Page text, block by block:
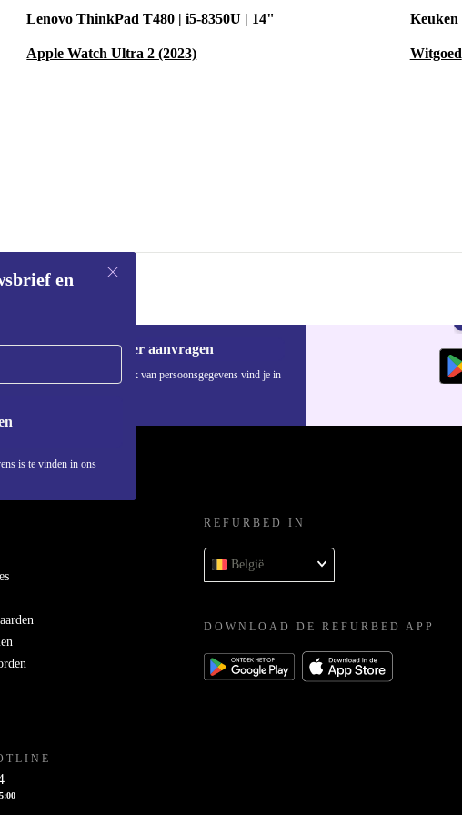
Lenovo ThinkPad T480 | i5-8350U | 14"
Apple Watch Ultra 2 (2023)
Keuken
Witgoed
en
is te vinden in ons
Voucher aanvragen
Informatie over het gebruik van persoonsgegevens vind je in
REFURBED IN
België
DOWNLOAD DE REFURBED APP